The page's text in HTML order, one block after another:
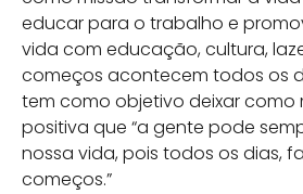
educar para o trabalho e
vida com educação, cultura,
começos acontecem todos os
tem como objetivo deixar como
positiva que “a gente pode
nossa vida, pois todos os dias,
começos.”